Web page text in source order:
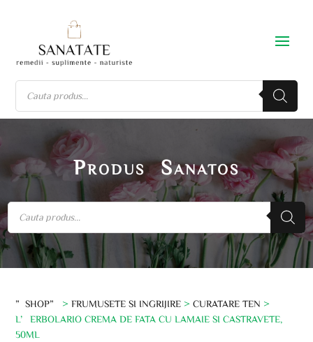
Produs Sanatos
”SHOP” >FRUMUSETE SI INGRIJIRE >CURATARE TEN >
L’ERBOLARIO CREMA DE FATA CU LAMAIE SI CASTRAVETE,
50ML